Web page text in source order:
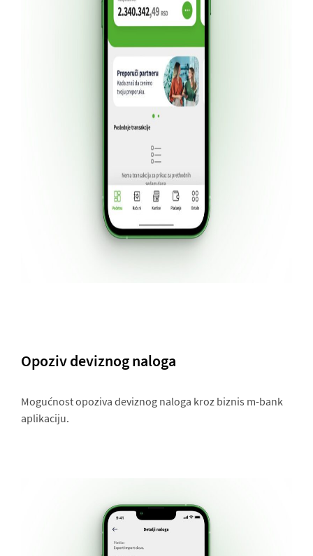
Opoziv deviznog naloga
Mogućnost opoziva deviznog naloga kroz biznis m-bank
aplikaciju.